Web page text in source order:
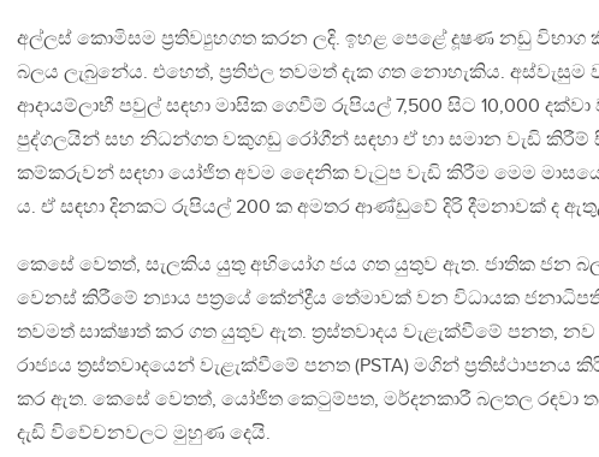
අල්ලස් කොමිසම ප්‍රතිව්‍යුහගත කරන ලදි. ඉහළ පෙළේ දූෂණ නඩු විභාග
බලය ලැබුනේය. එහෙත්, ප්‍රතිඵල තවමත් දැක ගත නොහැකිය.
ආදායම්ලාභී පවුල් සඳහා මාසික ගෙවීම් රුපියල් 7,500 සිට 10,000
පුද්ගලයින් සහ නිධන්ගත වකුගඩු රෝගීන් සඳහා ඒ හා සමාන වැඩි
කම්කරුවන් සඳහා යෝජිත අවම දෛනික වැටුප වැඩි කිරීම මෙම
ය. ඒ සඳහා දිනකට රුපියල් 200 ක අමතර ආණ්ඩුවේ දිරි දීමනාවක් ද
කෙසේ වෙතත්, සැලකිය යුතු අභියෝග ජය ගත යුතුව ඇත. ජාතික ජන
වෙනස් කිරීමේ න්‍යාය පත්‍රයේ කේන්ද්‍රීය තේමාවක් වන විධායක
තවමත් සාක්ෂාත් කර ගත යුතුව ඇත. ත්‍රස්තවාදය වැළැක්වීමේ පනත,
රාජ්‍යය ත්‍රස්තවාදයෙන් වැළැක්වීමේ පනත (PSTA) මගින්
කර ඇත. කෙසේ වෙතත්, යෝජිත කෙටුම්පත, මර්දනකාරී බලතල රඳවා
දැඩි විවේචනවලට මුහුණ දෙයි.